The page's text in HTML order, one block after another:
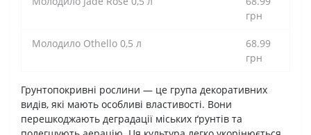
грн
Молодило Othello 0,5 л
68.99
грн
Грунтопокривні рослини — це група декоративних
видів, які мають особливі властивості. Вони
перешкоджають деградації міських ґрунтів та